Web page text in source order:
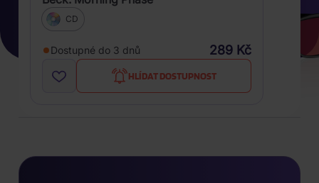
CD
Dostupné do 3 dnů 289 Kč
HLÍDAT DOSTUPNOST